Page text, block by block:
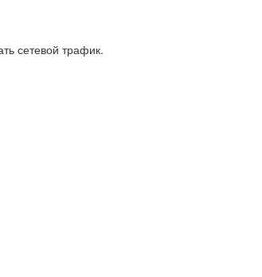
сетевой трафик.